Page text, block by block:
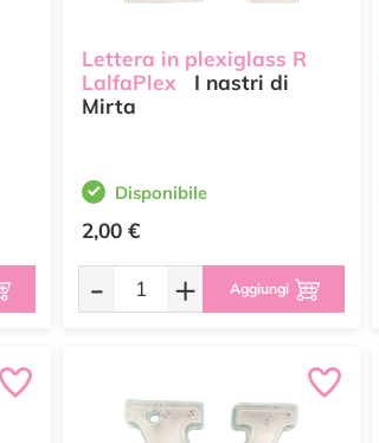
Lettera in plexiglass R
LalfaPlex
I nastri di
Mirta
Disponibile
2,00 €
- + Aggiungi